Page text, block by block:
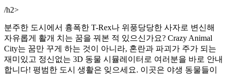
/h2>
분주한 도시에서 흉폭한 T-Rex나 위풍당당한 사자로 변신해
자유롭게 활개 치는 꿈을 꿔본 적 있으신가요? Crazy Animal
City는 꿈만 꾸게 하는 것이 아니라, 혼란과 파괴가 주가 되는
재미있고 정신없는 3D 동물 시뮬레이터로 여러분을 바로 안내
합니다! 평범한 도시 생활은 잊으세요. 이곳은 야생 동물들이